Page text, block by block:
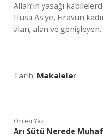
Allah’ın yasağı
Husa Asiye, Firavun
alan, alan ve genişleyen.
Tarih: Makaleler
Önceki Yazı
Arı Sütü Nerede